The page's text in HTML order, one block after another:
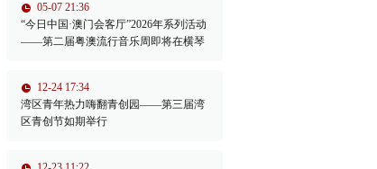
05-07 21:36
“今日中国·澳门会客厅”2026年系列活动
——第二届粤澳流行音乐周即将在横琴
12-24 17:34
湾区青年热力嗨翻青创园——第三届湾
区青创节如期举行